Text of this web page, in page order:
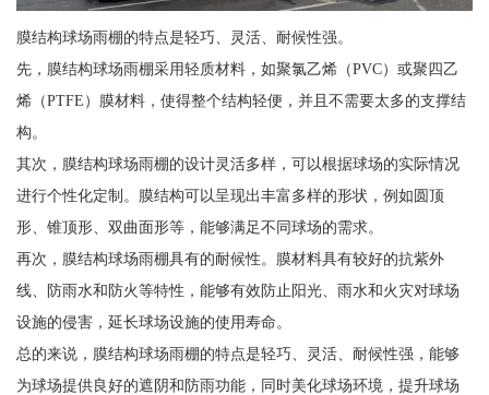
膜结构球场雨棚的特点是轻巧、灵活、耐候性强。
先，膜结构球场雨棚采用轻质材料，如聚氯乙烯（PVC）或聚四乙
烯（PTFE）膜材料，使得整个结构轻便，并且不需要太多的支撑结
构。
其次，膜结构球场雨棚的设计灵活多样，可以根据球场的实际情况
进行个性化定制。膜结构可以呈现出丰富多样的形状，例如圆顶
形、锥顶形、双曲面形等，能够满足不同球场的需求。
再次，膜结构球场雨棚具有的耐候性。膜材料具有较好的抗紫外
线、防雨水和防火等特性，能够有效防止阳光、雨水和火灾对球场
设施的侵害，延长球场设施的使用寿命。
总的来说，膜结构球场雨棚的特点是轻巧、灵活、耐候性强，能够
为球场提供良好的遮阴和防雨功能，同时美化球场环境，提升球场